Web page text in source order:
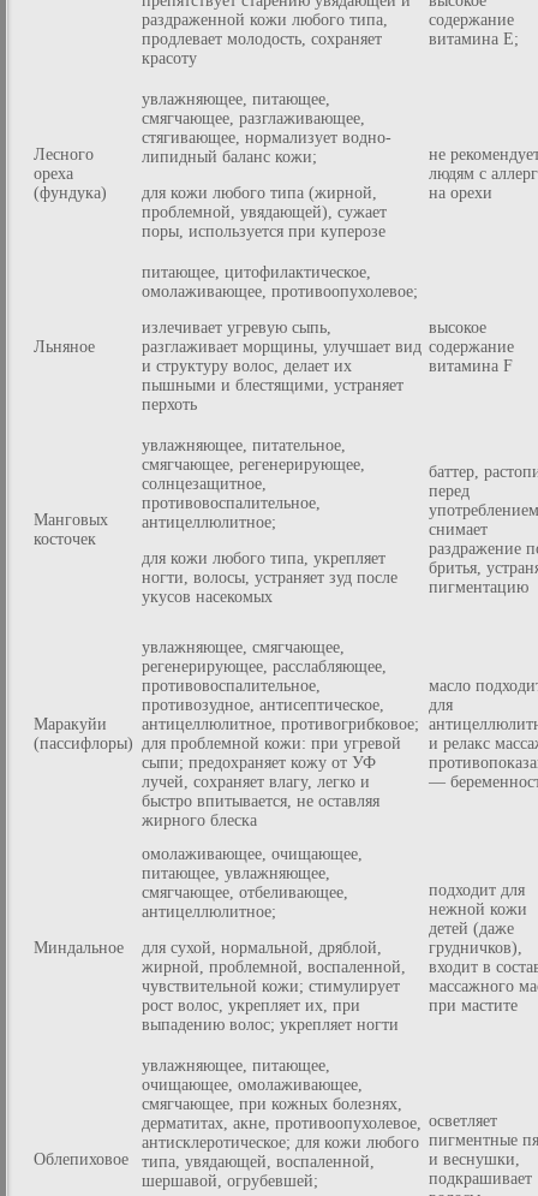
раздраженной кожи любого типа,
продлевает молодость, сохраняет
красоту
содержание
витамина Е;
Лесного
ореха
(фундука)
увлажняющее, питающее,
смягчающее, разглаживающее,
стягивающее, нормализует водно-
липидный баланс кожи;
для кожи любого типа (жирной,
проблемной, увядающей), сужает
поры, используется при куперозе
не
людям с
на орехи
Льняное
питающее, цитофилактическое,
омолаживающее, противоопухолевое;
излечивает угревую сыпь,
разглаживает морщины, улучшает вид
и структуру волос, делает их
пышными и блестящими, устраняет
перхоть
высокое
содержание
витамина F
Манговых
косточек
увлажняющее, питательное,
смягчающее, регенерирующее,
солнцезащитное,
противовоспалительное,
антицеллюлитное;
для кожи любого типа, укрепляет
ногти, волосы, устраняет зуд после
укусов насекомых
баттер,
перед
снимает
раздражение
бритья,
пигментацию
Маракуйи
(пассифлоры)
увлажняющее, смягчающее,
регенерирующее, расслабляющее,
противовоспалительное,
противозудное, антисептическое,
антицеллюлитное, противогрибковое;
для проблемной кожи: при угревой
сыпи; предохраняет кожу от УФ
лучей, сохраняет влагу, легко и
быстро впитывается, не оставляя
жирного блеска
масло
для
и релакс
—
Миндальное
омолаживающее, очищающее,
питающее, увлажняющее,
смягчающее, отбеливающее,
антицеллюлитное;
для сухой, нормальной, дряблой,
жирной, проблемной, воспаленной,
чувствительной кожи; стимулирует
рост волос, укрепляет их, при
выпадению волос; укрепляет ногти
подходит для
нежной кожи
детей (даже
грудничков),
входит в
массажного
при мастите
Облепиховое
увлажняющее, питающее,
очищающее, омолаживающее,
смягчающее, при кожных болезнях,
дерматитах, акне, противоопухолевое,
антисклеротическое; для кожи любого
типа, увядающей, воспаленной,
шершавой, огрубевшей;
осветляет
пигментные
и веснушки,
подкрашивает